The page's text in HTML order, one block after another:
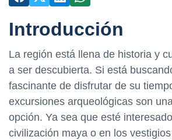
Introducción
La región está llena de historia y
a ser descubierta. Si está
fascinante de disfrutar de su
excursiones arqueológicas son
opción. Ya sea que esté
civilización maya o en los